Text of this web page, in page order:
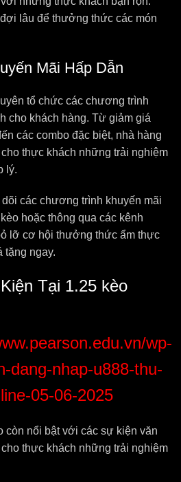
lâu để thưởng thức các món
Mãi Hấp Dẫn
tổ chức các chương trình
cho khách hàng. Từ giảm giá
các combo đặc biệt, nhà hàng
thực khách những trải nghiệm
lý.
các chương trình khuyến mãi
hoặc thông qua các kênh
lỡ cơ hội thưởng thức ẩm thực
tặng ngay.
Tại 1.25 kèo
wp-
dang-nhap-u888-thu-
05-06-2025
còn nổi bật với các sự kiện văn
thực khách những trải nghiệm